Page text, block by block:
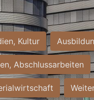
Kultur
Abschlussarbeiten